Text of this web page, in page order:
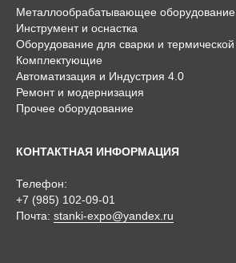
Металлообрабатывающее оборудование
Инструмент и оснастка
Оборудование для сварки и термической
Комплектующие
Автоматизация и Индустрия 4.0
Ремонт и модернизация
Прочее оборудование
КОНТАКТНАЯ ИНФОРМАЦИЯ
Телефон:
+7 (985) 102-09-01
Почта: stanki-expo@yandex.ru